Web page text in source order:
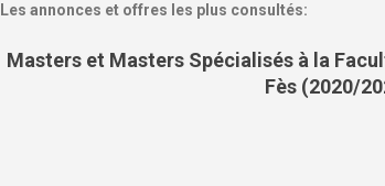
Les annonces et offres les plus consultés:
Masters et Masters Spécialisés à la
Fès (2020/